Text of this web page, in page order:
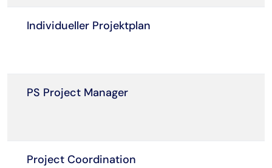
Individueller Projektplan
PS Project Manager
Project Coordination